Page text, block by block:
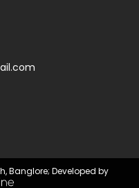
Banglore; Developed by